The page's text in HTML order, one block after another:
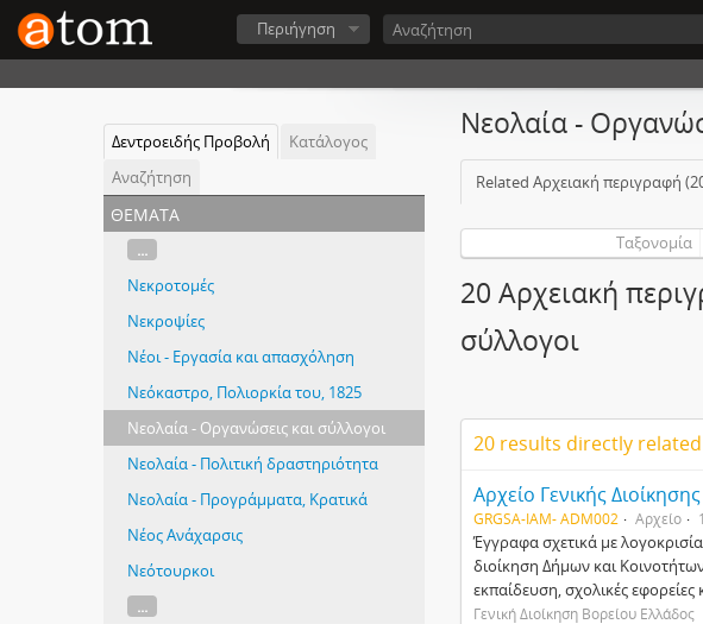
Περιήγηση
Δεντροειδής Προβολή
Κατάλογος
Αναζήτηση
θέματα
...
Νεκροτομές
Νεκροψίες
Νέοι - Εργασία και απασχόληση
Νεόκαστρο, Πολιορκία του, 1825
Νεολαία - Οργανώσεις και σύλλογοι
Νεολαία - Πολιτική δραστηριότητα
Νεολαία - Προγράμματα, Κρατικά
Νέος Ανάχαρσις
Νεότουρκοι
...
Νεολαία -
Related Αρχειακή περιγραφή
Ταξονομία
20 Αρχειακή
σύλλογοι
20 results directly related
Αρχείο Γενικής
GRGSA-IAM- ADM002 Αρχείο
Έγγραφα σχετικά με
διοίκηση Δήμων και
εκπαίδευση, σχολικές
Γενική Διοίκηση Βορείου Ελλάδος